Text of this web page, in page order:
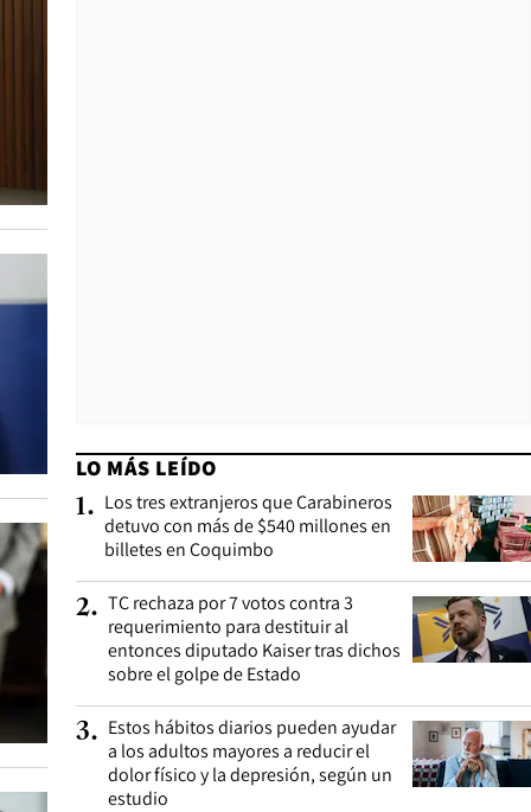
LO MÁS LEÍDO
1. Los tres extranjeros que Carabineros
detuvo con más de $540 millones en
billetes en Coquimbo
2. TC rechaza por 7 votos contra 3
requerimiento para destituir al
entonces diputado Kaiser tras dichos
sobre el golpe de Estado
3. Estos hábitos diarios pueden ayudar
a los adultos mayores a reducir el
dolor físico y la depresión, según un
estudio